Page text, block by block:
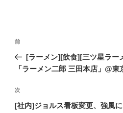
投
ナ
ゲ
ー
過
去
の
稿
前
[ラーメン][飲食][三ツ星ラー
「ラーメン二郎 三田本店」@東
次
の
次
[社内]ジョルス看板変更、強風